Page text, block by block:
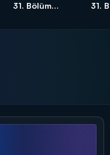
31. Bölüm
31.